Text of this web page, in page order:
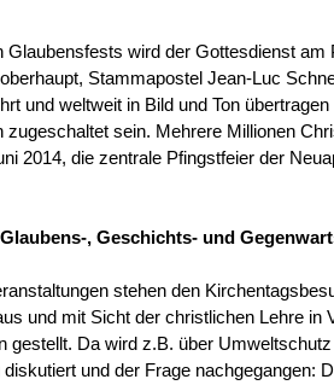
Glaubensfests wird der Gottesdienst am
Stammapostel Jean-Luc
und weltweit in Bild und Ton
zugeschaltet sein. Mehrere Millionen
2014, die zentrale Pfingstfeier der
, Geschichts- und
stehen den
und mit Sicht der christlichen Lehre in
gestellt. Da wird z.B. über
und der Frage nachgegangen: